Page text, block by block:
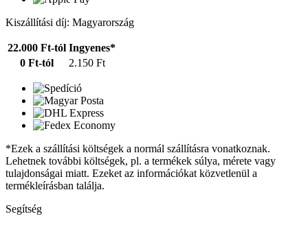
Kiszállítási díj: Magyarország
22.000 Ft-tól Ingyenes*
0 Ft-tól
2.150 Ft
*Ezek a szállítási költségek a normál szállításra vonatkoznak.
Lehetnek további költségek, pl. a termékek súlya, mérete vagy
tulajdonságai miatt. Ezeket az információkat közvetlenül a
termékleírásban találja.
Segítség